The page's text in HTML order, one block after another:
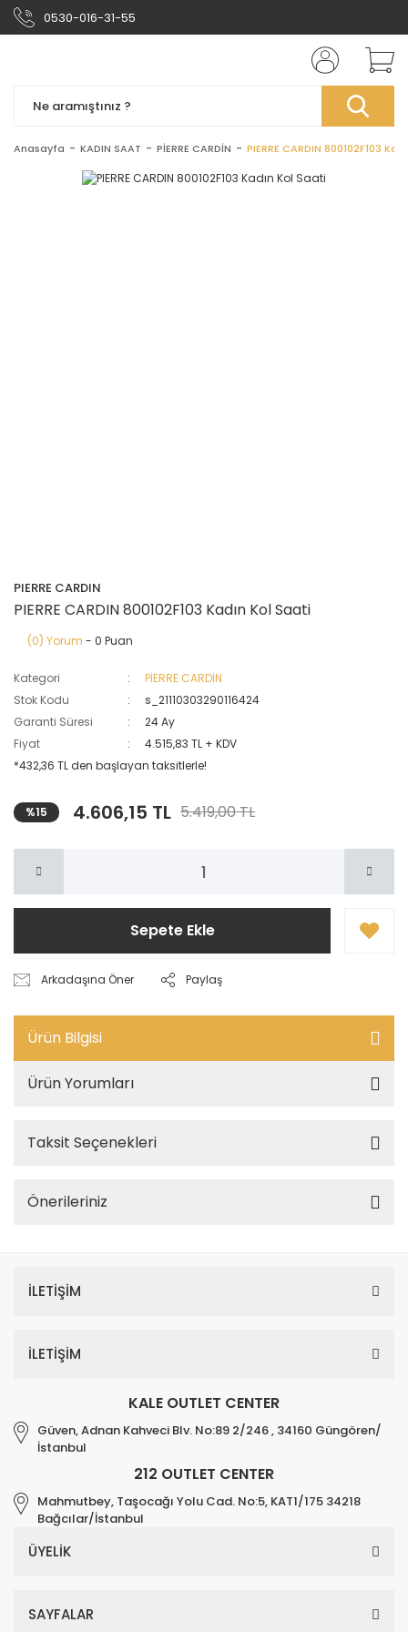
0530-016-31-55
Anasayfa KADIN SAAT PİERRE CARDİN PIERRE CARDIN 800102F103
PIERRE CARDIN
PIERRE CARDIN 800102F103 Kadın Kol Saati
(0) Yorum - 0 Puan
Kategori
PİERRE CARDİN
Stok Kodu
s_21110303290116424
Garanti Süresi
24 Ay
Fiyat
4.515,83 TL + KDV
*432,36 TL den başlayan taksitlerle!
%15 4.606,15 TL 5.419,00 TL
Sepete Ekle
Arkadaşına Öner Paylaş
Ürün Bilgisi
Ürün Yorumları
Taksit Seçenekleri
Önerileriniz
İLETİŞİM
İLETİŞİM
KALE OUTLET CENTER
Güven, Adnan Kahveci Blv. No:89 2/246 , 34160 Güngören/
İstanbul
212 OUTLET CENTER
Mahmutbey, Taşocağı Yolu Cad. No:5, KAT1/175 34218
Bağcılar/İstanbul
ÜYELİK
SAYFALAR